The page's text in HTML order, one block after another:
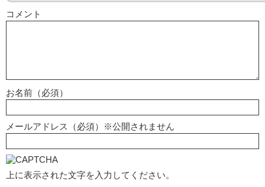
コメント
お名前（必須）
メールアドレス（必須）※公開されません
上に表示された文字を入力してください。